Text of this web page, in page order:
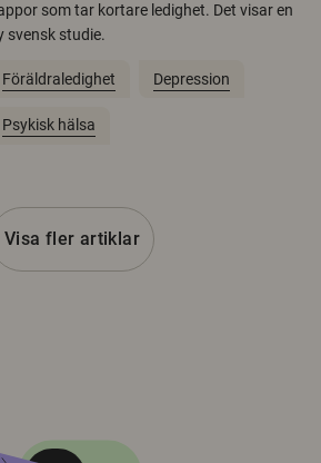
som tar kortare ledighet. Det visar en
svensk studie.
Föräldraledighet Depression
Psykisk hälsa
Visa fler artiklar